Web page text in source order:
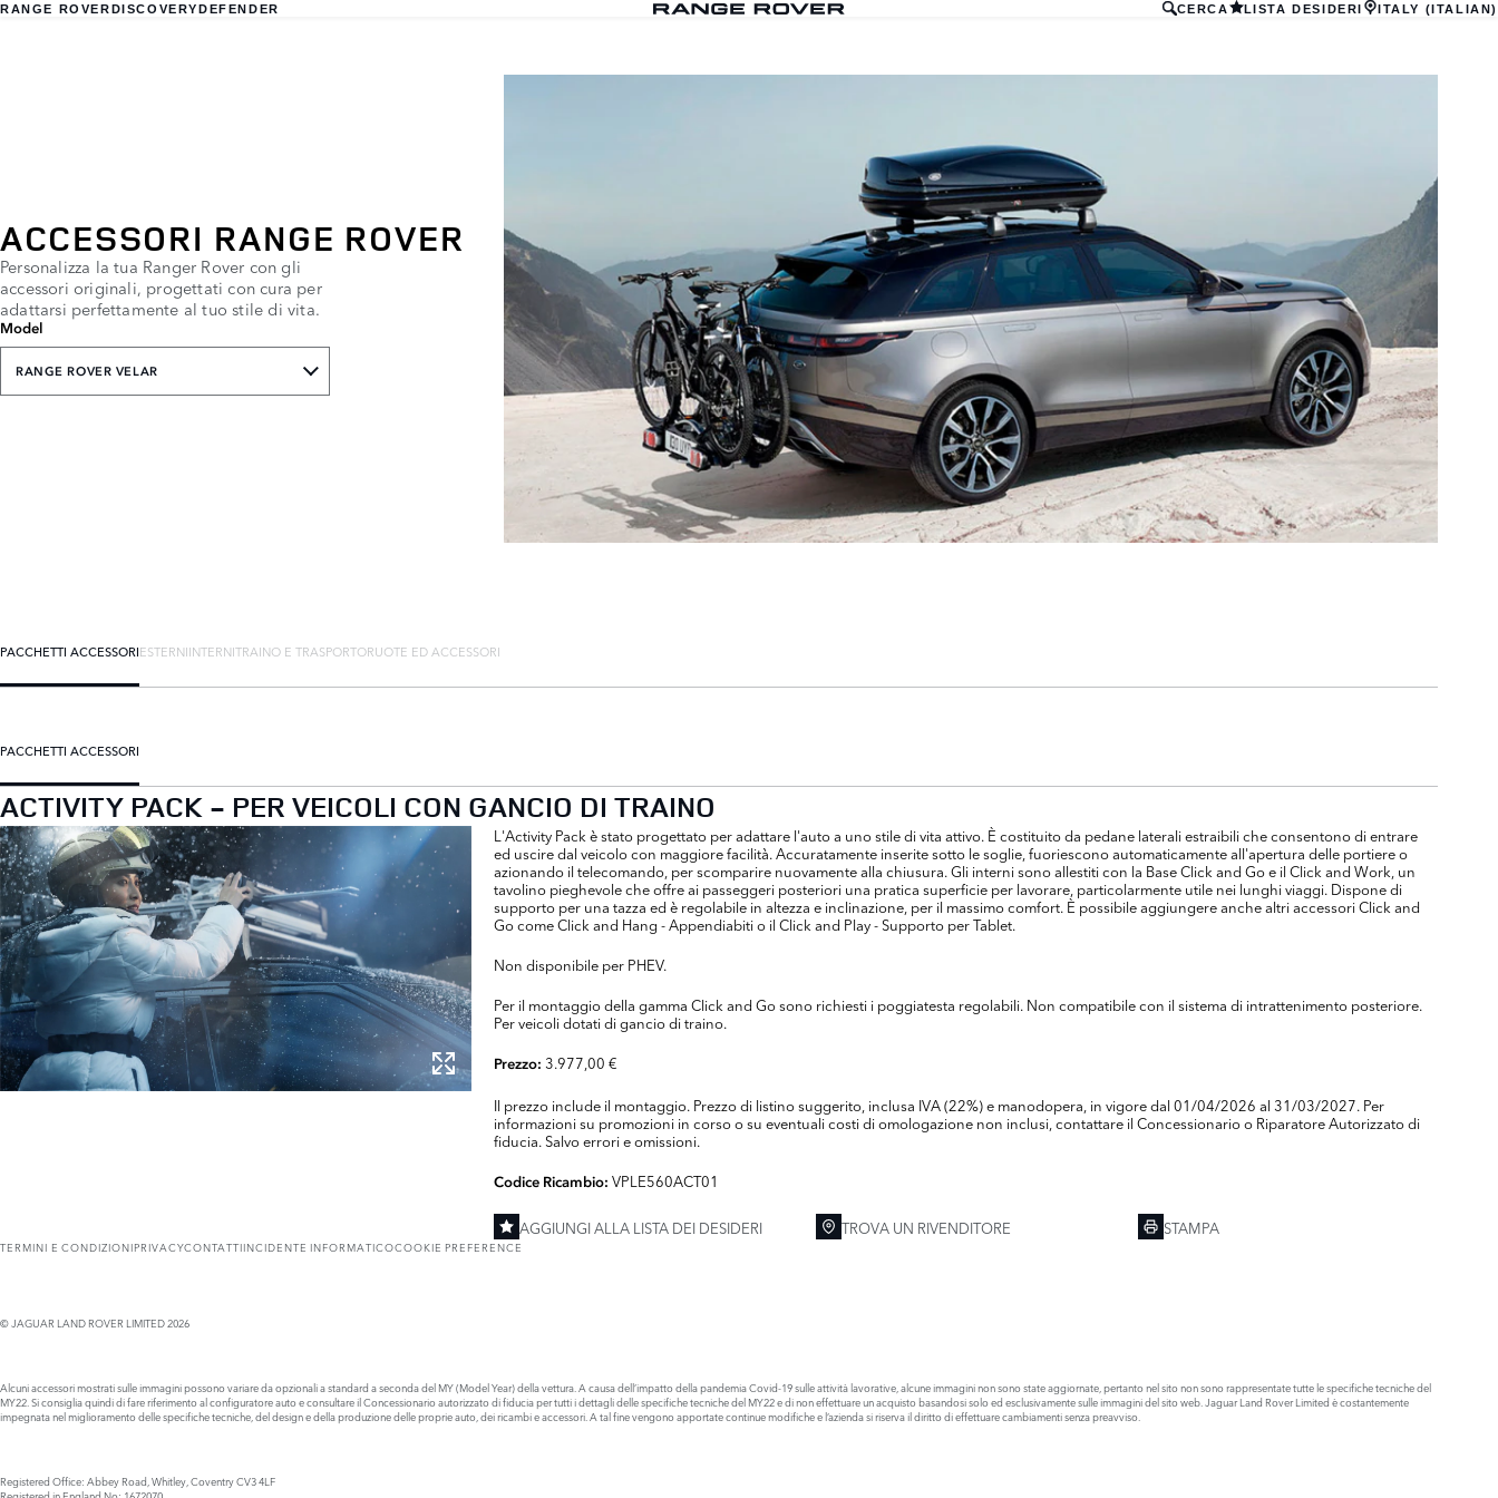
RANGE ROVERDISCOVERYDEFENDER CERCA LISTA DESIDERI ITALY (ITALIAN)
ACCESSORI RANGE ROVER
Personalizza la tua Ranger Rover con gli
accessori originali, progettati con cura per
adattarsi perfettamente al tuo stile di vita.
Model
RANGE ROVER VELAR
PACCHETTI ACCESSORIESTERNIINTERNITRAINO E TRASPORTORUOTE ED ACCESSORI
PACCHETTI ACCESSORI
ACTIVITY PACK - PER VEICOLI CON GANCIO DI TRAINO
L'Activity Pack è stato progettato per adattare l'auto a uno stile di vita attivo. È costituito da pedane laterali estraibili che consentono di entrare
ed uscire dal veicolo con maggiore facilità. Accuratamente inserite sotto le soglie, fuoriescono automaticamente all'apertura delle portiere o
azionando il telecomando, per scomparire nuovamente alla chiusura. Gli interni sono allestiti con la Base Click and Go e il Click and Work, un
tavolino pieghevole che offre ai passeggeri posteriori una pratica superficie per lavorare, particolarmente utile nei lunghi viaggi. Dispone di
supporto per una tazza ed è regolabile in altezza e inclinazione, per il massimo comfort. È possibile aggiungere anche altri accessori Click and
Go come Click and Hang - Appendiabiti o il Click and Play - Supporto per Tablet.
Non disponibile per PHEV.
Per il montaggio della gamma Click and Go sono richiesti i poggiatesta regolabili. Non compatibile con il sistema di intrattenimento posteriore.
Per veicoli dotati di gancio di traino.
Prezzo:3.977,00 €
Il prezzo include il montaggio. Prezzo di listino suggerito, inclusa IVA (22%) e manodopera, in vigore dal 01/04/2026 al 31/03/2027. Per
informazioni su promozioni in corso o su eventuali costi di omologazione non inclusi, contattare il Concessionario o Riparatore Autorizzato di
fiducia. Salvo errori e omissioni.
Codice Ricambio:VPLE560ACT01
AGGIUNGI ALLA LISTA DEI DESIDERI TROVA UN RIVENDITORE STAMPA
TERMINI E CONDIZIONIPRIVACYCONTATTIINCIDENTE INFORMATICOCOOKIE PREFERENCE
© JAGUAR LAND ROVER LIMITED 2026
Alcuni accessori mostrati sulle immagini possono variare da opzionali a standard a seconda del MY (Model Year) della vettura. A causa dell’impatto della pandemia Covid-19 sulle attività lavorative, alcune immagini non sono state aggiornate, pertanto nel sito non sono rappresentate tutte le specifiche tecniche del
MY22. Si consiglia quindi di fare riferimento al configuratore auto e consultare il Concessionario autorizzato di fiducia per tutti i dettagli delle specifiche tecniche del MY22 e di non effettuare un acquisto basandosi solo ed esclusivamente sulle immagini del sito web. Jaguar Land Rover Limited è costantemente
impegnata nel miglioramento delle specifiche tecniche, del design e della produzione delle proprie auto, dei ricambi e accessori. A tal fine vengono apportate continue modifiche e l’azienda si riserva il diritto di effettuare cambiamenti senza preavviso.
Registered Office: Abbey Road, Whitley, Coventry CV3 4LF